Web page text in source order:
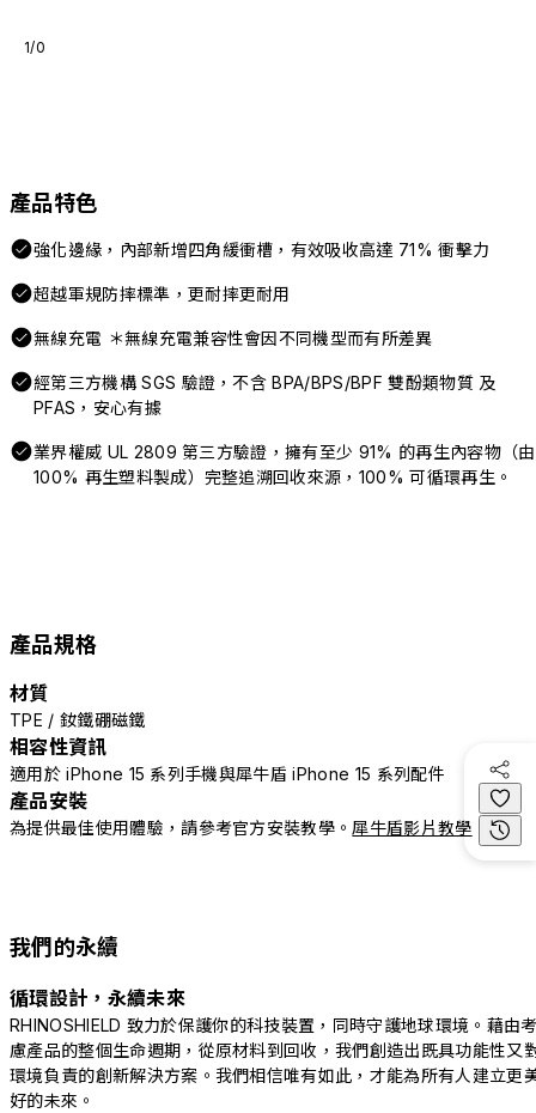
1/0
產品特色
強化邊緣，內部新增四角緩衝槽，有效吸收高達 71% 衝擊力
超越軍規防摔標準，更耐摔更耐用
無線充電 ＊無線充電兼容性會因不同機型而有所差異
經第三方機構 SGS 驗證，不含 BPA/BPS/BPF 雙酚類物質 及
PFAS，安心有據
業界權威 UL 2809 第三方驗證，擁有至少 91% 的再生內容物（由
100% 再生塑料製成）完整追溯回收來源，100% 可循環再生。
產品規格
材質
TPE / 釹鐵硼磁鐵
相容性資訊
適用於 iPhone 15 系列手機與犀牛盾 iPhone 15 系列配件
產品安裝
為提供最佳使用體驗，請參考官方安裝教學。 犀牛盾影片教學
我們的永續
循環設計，永續未來
RHINOSHIELD 致力於保護你的科技裝置，同時守護地球環境。藉由
慮產品的整個生命週期，從原材料到回收，我們創造出既具功能性又
環境負責的創新解決方案。我們相信唯有如此，才能為所有人建立更
好的未來。